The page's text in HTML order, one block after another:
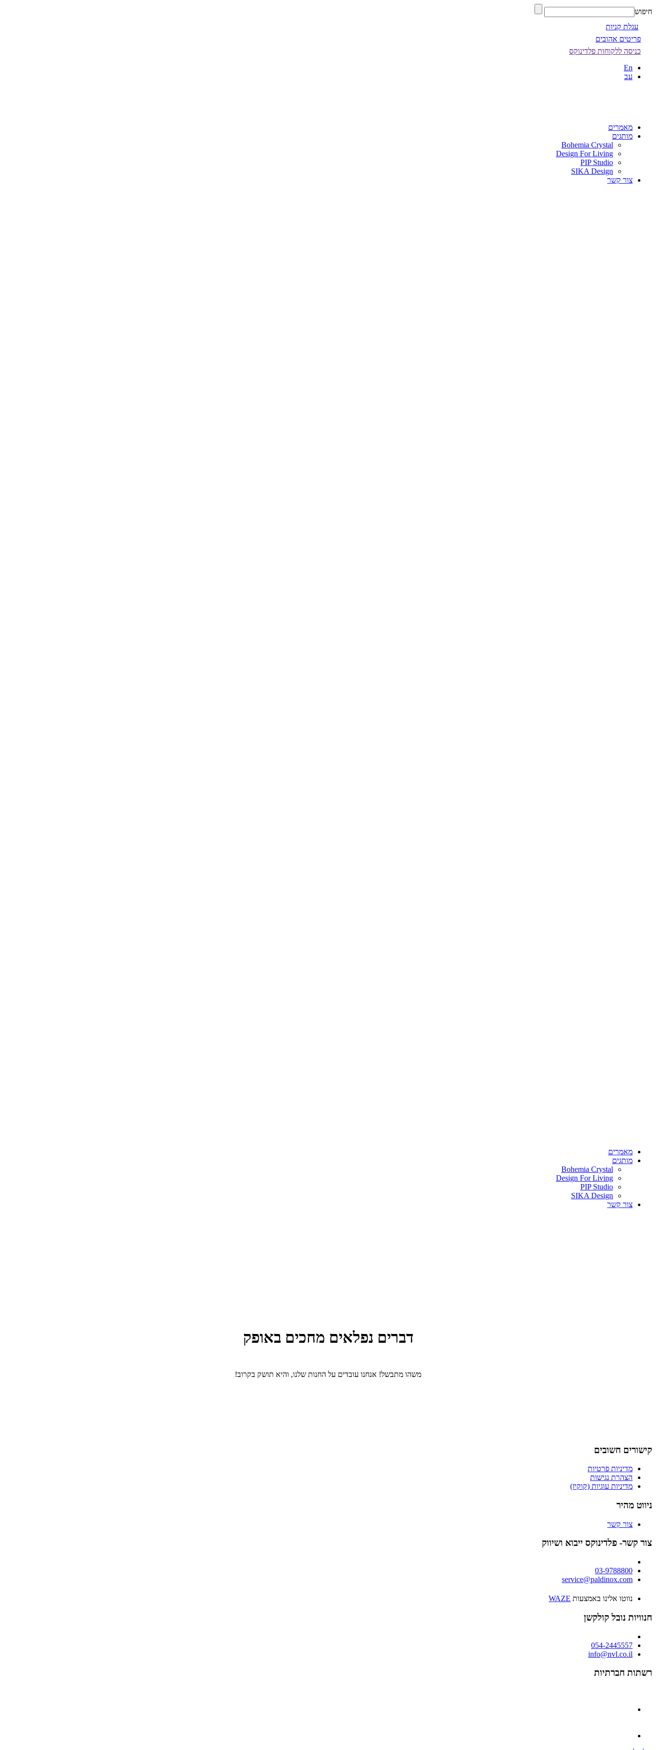
חיפוש
עגלת קניות
פריטים אהובים
כניסה ללקוחות פלדינוקס
En
עב
מאמרים
מותגים
Bohemia Crystal
Design For Living
PIP Studio
SIKA Design
צור קשר
מאמרים
מותגים
Bohemia Crystal
Design For Living
PIP Studio
SIKA Design
צור קשר
דברים נפלאים מחכים באופק
משהו מתבשל! אנחנו עובדים על החנות שלנו, והיא תושק בקרוב!
קישורים חשובים
מדיניות פרטיות
הצהרת נגישות
מדיניות עוגיות (קוקיז)
ניווט מהיר
צור קשר
צור קשר- פלדינוקס ייבוא ושיווק
03-9788800
service@paldinox.com
נווטו אלינו באמצעות WAZE
חנוויות נובל קולקשן
054-2445557
info@nvl.co.il
רשתות חברתיות